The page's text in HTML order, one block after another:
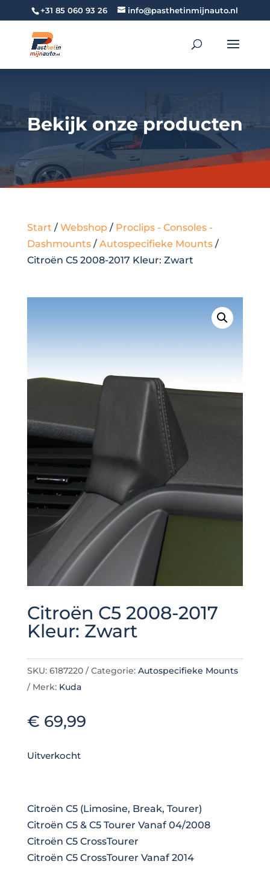
+31 85 060 93 26 info@pasthetinmijnauto.nl
Bekijk onze producten
Start / Webshop/ Proclips - Consoles -
Dashmounts/ Autospecifieke Mounts/
Citroën C5 2008-2017 Kleur: Zwart
Citroën C5 2008-2017
Kleur: Zwart
SKU: 6187220 Categorie: Autospecifieke Mounts
Merk: Kuda
€ 69,99
Uitverkocht
Citroën C5 (Limosine, Break, Tourer)
Citroën C5 & C5 Tourer Vanaf 04/2008
Citroën C5 CrossTourer
Citroën C5 CrossTourer Vanaf 2014